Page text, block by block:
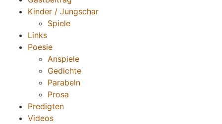
Kinder / Jungschar
Spiele
Links
Poesie
Anspiele
Gedichte
Parabeln
Prosa
Predigten
Videos